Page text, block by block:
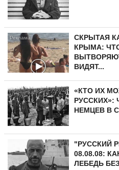
СКРЫТАЯ
КРЫМА:
ВИДЯТ...
«КТО ИХ
РУССКИХ»:
НЕМЦЕВ В
"РУССКИЙ
08.08.08:
ЛЕБЕДЬ